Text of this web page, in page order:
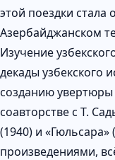
этой поездки
Азербайджанском
Изучение
декады узбекского
созданию увертюры
соавторстве с Т.
(1940) и «Гюльсара»
произведениями,